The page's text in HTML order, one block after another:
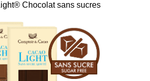
Chocolat sans sucres